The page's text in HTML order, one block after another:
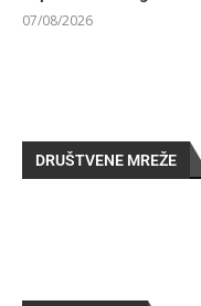
07/08/2026
DRUŠTVENE MREŽE